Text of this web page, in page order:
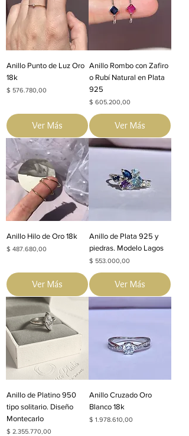
Anillo Punto de Luz Oro
18k
Precio
$ 576.780,00
Ver Más
Anillo Rombo con Zafiro
o Rubí Natural en Plata
925
Precio
$ 605.200,00
Ver Más
Anillo Hilo de Oro 18k
Precio
$ 487.680,00
Ver Más
Anillo de Plata 925 y
piedras. Modelo Lagos
Precio
$ 553.000,00
Ver Más
Anillo de Platino 950
tipo solitario. Diseño
Montecarlo
Precio
$ 2.355.770,00
Anillo Cruzado Oro
Blanco 18k
Precio
$ 1.978.610,00